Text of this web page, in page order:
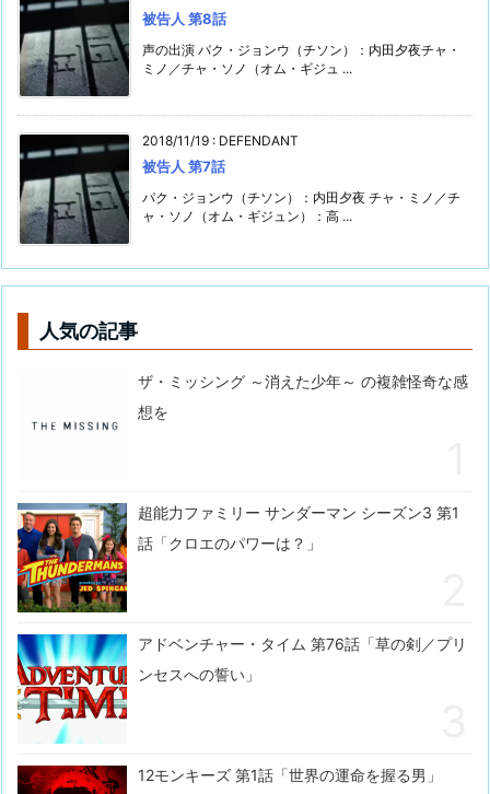
被告人 第8話
声の出演 パク・ジョンウ（チソン）：内田夕夜チャ・
ミノ／チャ・ソノ（オム・ギジュ ...
2018/11/19 : DEFENDANT
被告人 第7話
パク・ジョンウ（チソン）：内田夕夜 チャ・ミノ／チ
ャ・ソノ（オム・ギジュン）：高 ...
人気の記事
ザ・ミッシング ～消えた少年～ の複雑怪奇な感
想を
超能力ファミリー サンダーマン シーズン3 第1
話「クロエのパワーは？」
アドベンチャー・タイム 第76話「草の剣／プリ
ンセスへの誓い」
12モンキーズ 第1話「世界の運命を握る男」